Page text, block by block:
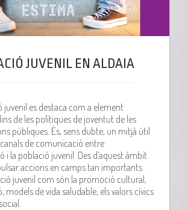
JUVENIL EN ALDAIA
juvenil es destaca com a element
de les polítiques de joventut de les
públiques. És, sens dubte, un mitjà útil
de comunicació entre
i la població juvenil. Des d’aquest àmbit
accions en camps tan importants
juvenil com són la promoció cultural,
models de vida saludable, els valors cívics